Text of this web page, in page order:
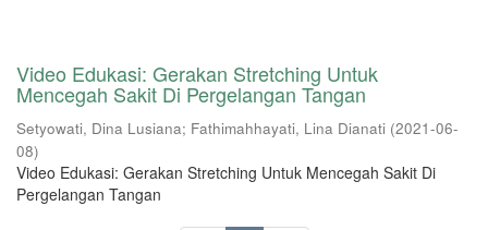
Video Edukasi: Gerakan Stretching Untuk
Mencegah Sakit Di Pergelangan Tangan
Setyowati, Dina Lusiana; Fathimahhayati, Lina Dianati (2021-06-
08)
Video Edukasi: Gerakan Stretching Untuk Mencegah Sakit Di
Pergelangan Tangan